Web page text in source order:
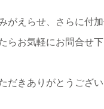
がえらせ、さらに付
らお気軽にお問合せ下
だきありがとうござい